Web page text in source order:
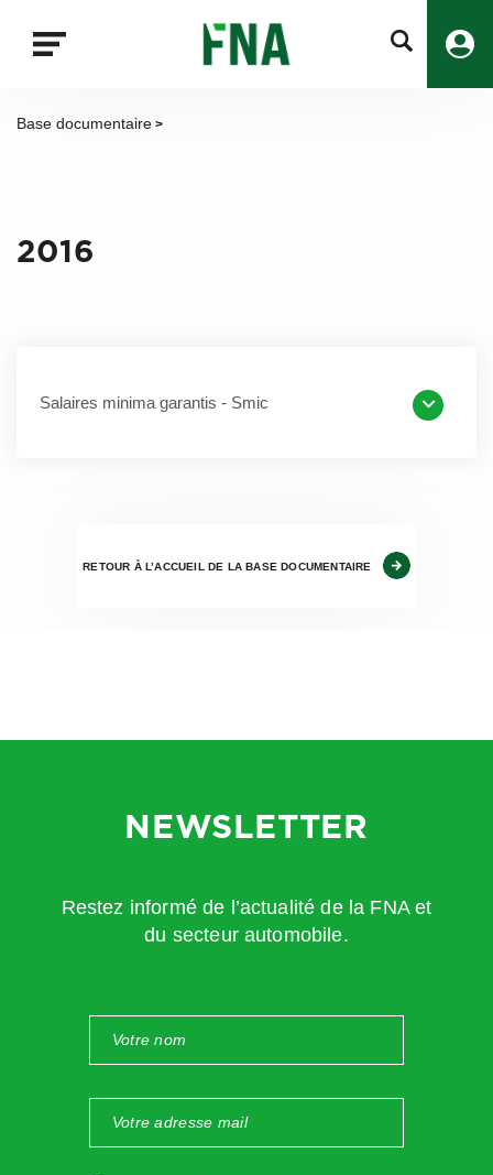
recherche
Base documentaire >
2016
Salaires minima garantis - Smic
RETOUR À L’ACCUEIL DE LA BASE DOCUMENTAIRE
NEWSLETTER
Restez informé de l’actualité de la FNA et
du secteur automobile.